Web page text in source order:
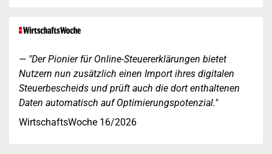
"Der Pionier für Online-Steuererklärungen bietet
Nutzern nun zusätzlich einen Import ihres digitalen
Steuerbescheids und prüft auch die dort enthaltenen
Daten automatisch auf Optimierungspotenzial."
WirtschaftsWoche 16/2026